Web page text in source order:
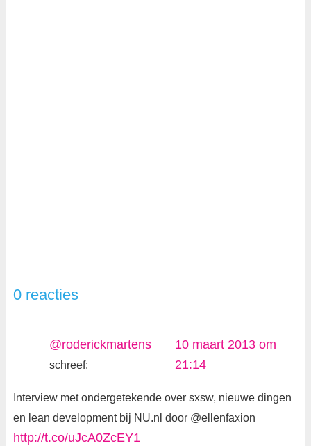
0 reacties
@roderickmartens
schreef:
10 maart 2013 om
21:14
Interview met ondergetekende over sxsw, nieuwe dingen
en lean development bij NU.nl door @ellenfaxion
http://t.co/uJcA0ZcEY1